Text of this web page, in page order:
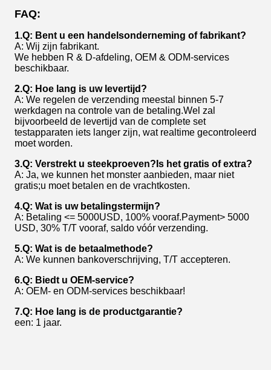
FAQ:
1.Q: Bent u een handelsonderneming of fabrikant?
A: Wij zijn fabrikant.
We hebben R & D-afdeling, OEM & ODM-services
beschikbaar.
2.Q: Hoe lang is uw levertijd?
A: We regelen de verzending meestal binnen 5-7
werkdagen na controle van de betaling.Wel zal
bijvoorbeeld de levertijd van de complete set
testapparaten iets langer zijn, wat realtime gecontroleerd
moet worden.
3.Q: Verstrekt u steekproeven?Is het gratis of extra?
A: Ja, we kunnen het monster aanbieden, maar niet
gratis;u moet betalen en de vrachtkosten.
4.Q: Wat is uw betalingstermijn?
A: Betaling <= 5000USD, 100% vooraf.Payment> 5000
USD, 30% T/T vooraf, saldo vóór verzending.
5.Q: Wat is de betaalmethode?
A: We kunnen bankoverschrijving, T/T accepteren.
6.Q: Biedt u OEM-service?
A: OEM- en ODM-services beschikbaar!
7.Q: Hoe lang is de productgarantie?
een: 1 jaar.